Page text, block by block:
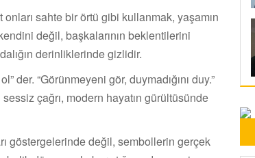
sahte bir örtü gibi kullanmak, yaşamın
değil, başkalarının beklentilerini
derinliklerinde gizlidir.
der. “Görünmeyeni gör, duymadığını duy.”
çağrı, modern hayatın gürültüsünde
göstergelerinde değil, sembollerin gerçek